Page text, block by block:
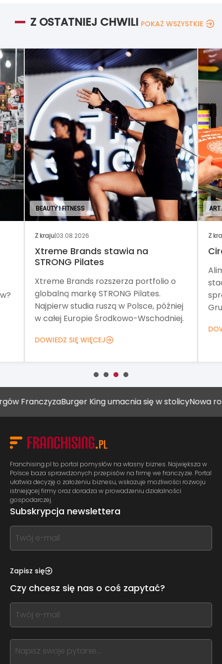
Z OSTATNIEJ CHWILI POKAŻ WSZYSTKIE
BEAUTY I FITNESS
Z kraju|03.08.2026
Xtreme Brands stawia na
STRONG Pilates
Xtreme Brands rozszerza portfolio o
globalną markę STRONG Pilates.
Najpierw studia ruszą w Polsce, później
w całej Europie Środkowo-Wschodniej.
DOWIEDZ SIĘ WIĘCEJ
Z
Burger King umacnia się w stolicyNowa rola
Franchising.pl to portal pomysłów na własny biznes. Największa w
Polsce baza sprawdzonych przepisów na firmę we franczyzie. Portal
ułatwia decyzję o założeniu biznesu, wskazuje możliwości rozwoju
istniejącej firmy oraz doradza w prowadzeniu działalności
gospodarczej.
Subskrypcja newslettera
If
you
this,
this
form
field
blank
Zapisz się
Czy chcesz się nas o coś zapytać?
If
you
this,
leave